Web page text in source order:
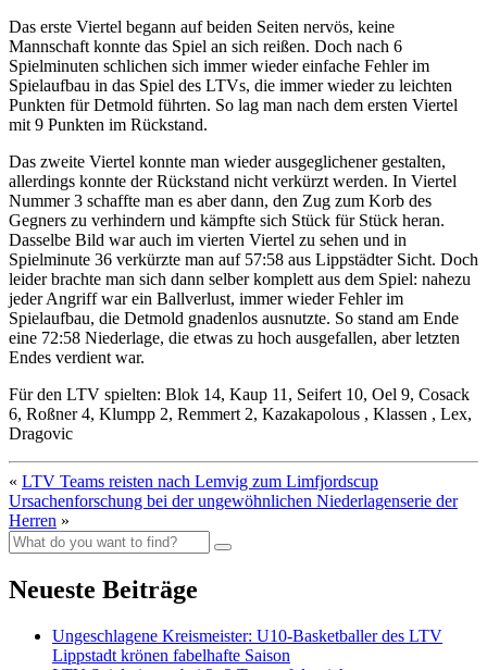
Das erste Viertel begann auf beiden Seiten nervös, keine
Mannschaft konnte das Spiel an sich reißen. Doch nach 6
Spielminuten schlichen sich immer wieder einfache Fehler im
Spielaufbau in das Spiel des LTVs, die immer wieder zu leichten
Punkten für Detmold führten. So lag man nach dem ersten Viertel
mit 9 Punkten im Rückstand.
Das zweite Viertel konnte man wieder ausgeglichener gestalten,
allerdings konnte der Rückstand nicht verkürzt werden. In Viertel
Nummer 3 schaffte man es aber dann, den Zug zum Korb des
Gegners zu verhindern und kämpfte sich Stück für Stück heran.
Dasselbe Bild war auch im vierten Viertel zu sehen und in
Spielminute 36 verkürzte man auf 57:58 aus Lippstädter Sicht. Doch
leider brachte man sich dann selber komplett aus dem Spiel: nahezu
jeder Angriff war ein Ballverlust, immer wieder Fehler im
Spielaufbau, die Detmold gnadenlos ausnutzte. So stand am Ende
eine 72:58 Niederlage, die etwas zu hoch ausgefallen, aber letzten
Endes verdient war.
Für den LTV spielten: Blok 14, Kaup 11, Seifert 10, Oel 9, Cosack
6, Roßner 4, Klumpp 2, Remmert 2, Kazakapolous , Klassen , Lex,
Dragovic
« LTV Teams reisten nach Lemvig zum Limfjordscup
Ursachenforschung bei der ungewöhnlichen Niederlagenserie der
Herren »
Neueste Beiträge
Ungeschlagene Kreismeister: U10-Basketballer des LTV
Lippstadt krönen fabelhafte Saison